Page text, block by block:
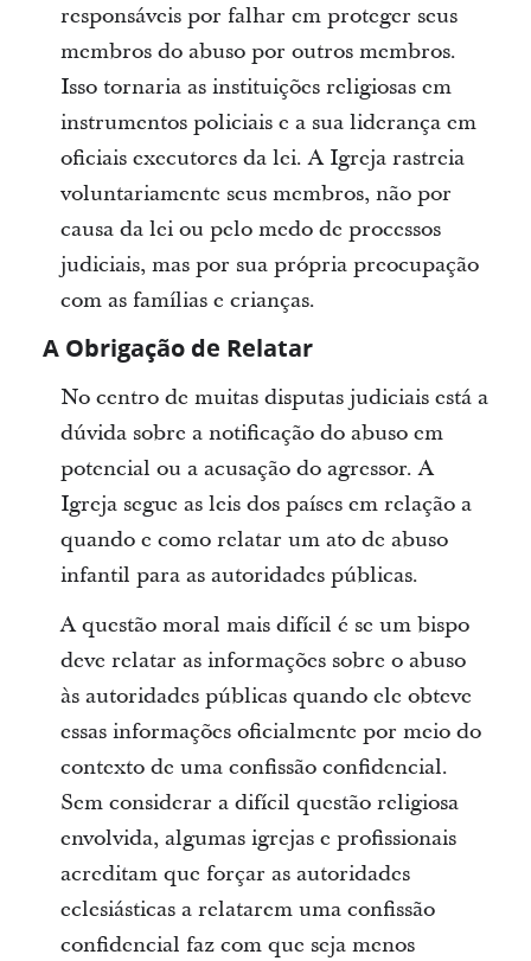
responsáveis por falhar em proteger seus
membros do abuso por outros membros.
Isso tornaria as instituições religiosas em
instrumentos policiais e a sua liderança em
oficiais executores da lei. A Igreja rastreia
voluntariamente seus membros, não por
causa da lei ou pelo medo de processos
judiciais, mas por sua própria preocupação
com as famílias e crianças.
A Obrigação de Relatar
No centro de muitas disputas judiciais está a
dúvida sobre a notificação do abuso em
potencial ou a acusação do agressor. A
Igreja segue as leis dos países em relação a
quando e como relatar um ato de abuso
infantil para as autoridades públicas.
A questão moral mais difícil é se um bispo
deve relatar as informações sobre o abuso
às autoridades públicas quando ele obteve
essas informações oficialmente por meio do
contexto de uma confissão confidencial.
Sem considerar a difícil questão religiosa
envolvida, algumas igrejas e profissionais
acreditam que forçar as autoridades
eclesiásticas a relatarem uma confissão
confidencial faz com que seja menos